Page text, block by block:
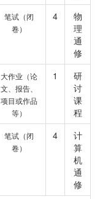
笔试（闭
卷）
4
物
理
通
修
大作业（论
文、报告、
项目或作品
等）
1
研
讨
课
程
笔试（闭
卷）
4
计
算
机
通
修